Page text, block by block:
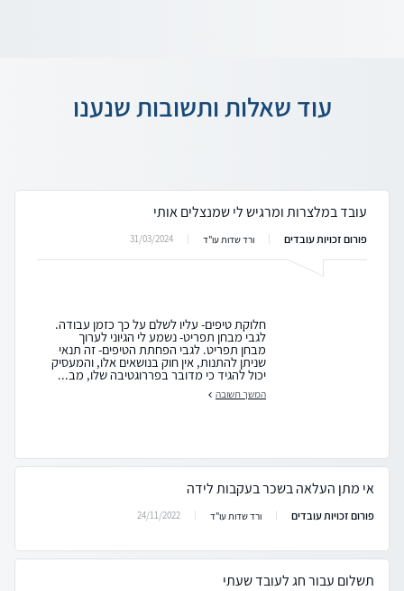
עוד שאלות ותשובות שנענו
עובד במלצרות ומרגיש לי שמנצלים אותי
פורום זכויות עובדים ורד שדות עו"ד 31/03/2024
חלוקת טיפים- עליו לשלם על כך כזמן עבודה.
לגבי מבחן תפריט- נשמע לי הגיוני לערוך
מבחן תפריט. לגבי הפחתת הטיפים- זה תנאי
שניתן להתנות, אין חוק בנושאים אלו, והמעסיק
יכול להגיד כי מדובר בפררוגטיבה שלו, מב...
המשך תשובה
אי מתן העלאה בשכר בעקבות לידה
פורום זכויות עובדים ורד שדות עו"ד 24/11/2022
תשלום עבור חג לעובד שעתי